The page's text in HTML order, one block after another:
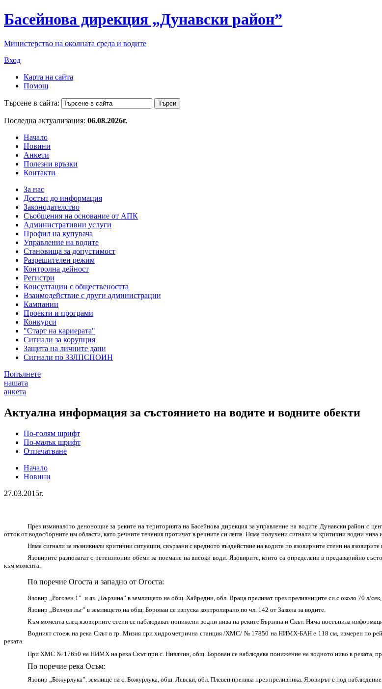
Басейнова дирекция „Дунавски район”
Министерство на околната среда и водите
Вход
Карта на сайта
Помощ
Търсене в сайта:
Последна актуализация: 06.08.2026г.
Начало
Новини
Анкети
Полезни връзки
Контакти
За нас
Достъп до информация
Законодателство
Съобщения на основание от АПК
Административни услуги
Профил на купувача
Управление на водите
Становища за допустимост
Разрешителен режим
Контролна дейност
Регистри
Консултации с обществеността
Взаимодействие с други администрации
Кампании
Проекти и програми
Конкурси
"Старт на кариерата"
Сигнали за корупция
Защита на личните дани
Сигнали по ЗЗЛПСПОИН
Попълнете
нашата
анкета
Актуална информация за състоянието на водите и водните обекти
По-голям шрифт
По-малък шрифт
Отпечатване
Начало
Новини
27.03.2015г.
През изминалото денонощие за реките на територията на Басейнова дирекция за управление на водите Дунавски район с
отток от водосборните им области, като речните течения протичат в речните си легла. Няма получени сигнали за критични водни нива
Няма сигнали за възникнали критични ситуации, свързани с вредното въздействие на водите по язовирните стени на
Язовирите разполагат с ретензионни обеми за поемане на високи води. Язовирите, които са определени в предаварийно
към момента.
По поречие Огоста и западно от Огоста:
Язовир „Рогозен 1” и яз. „Бързина” в землището на общ. Хайредин, обл. Враца преливат през преливниците си с около 70 л/
Язовир „Велчов лъг” в землището на общ. Борован се изпуска контролирано по чл. 142 от Закона за водите.
Към момента след язовирните стени се наблюдават понижени водни нива на реките Бързина и Скът. Няма постъпила
Водният стоеж на река Скът в гр. Мизия при хидрометрична станция /ХМС/ № 17850 на НИМХ-БАН е 118 см, измерен по
реката.
При ХМС № 17650 на НИМХ на река Скът при с. Нивянин, общ. Борован се наблюдава понижение на водното ниво в реката,
По поречие река Осъм:
Язовир „Божурлука”, землище на с. Божурлука, общ. Левски, обл. Плевен прелива през преливника. Язовирът е под наблюдение.